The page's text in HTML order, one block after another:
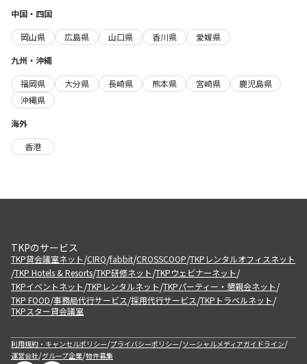
中国・四国
岡山県
広島県 山口県 香川県
愛媛県
九州・沖縄
福岡県
大分県 長崎県 熊本県 宮崎県
鹿児島県
沖縄県
海外
香港
TKPのサービス
TKP貸会議室ネット/CIRQ/fabbit/CROSSCOOP/TKPレンタルオフィスネット
/TKP Hotels & Resorts/TKP研修ネット/TKPウェビナーネット/
TKPイベントネット/TKPレンタルネット/TKPパーティー・懇親会ネット/
TKP FOOD/事務局代行サービス/採用代行サービス/TKPトラベルネット/
TKPスター貸会議室
利用規約・キャンセルポリシー/プライバシーポリシー/ソーシャルメディアガイドライン/
運営会社/グループ企業/物件募集